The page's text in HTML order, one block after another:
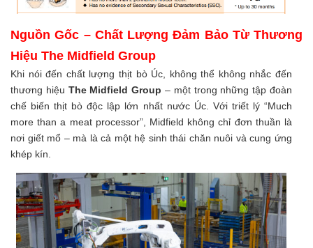
Nguồn Gốc – Chất Lượng Đảm Bảo Từ Thương
Hiệu The Midfield Group
Khi nói đến chất lượng thịt bò Úc, không thể không nhắc đến
thương hiệu The Midfield Group – một trong những tập đoàn
chế biến thịt bò độc lập lớn nhất nước Úc. Với triết lý “Much
more than a meat processor”, Midfield không chỉ đơn thuần là
nơi giết mổ – mà là cả một hệ sinh thái chăn nuôi và cung ứng
khép kín.